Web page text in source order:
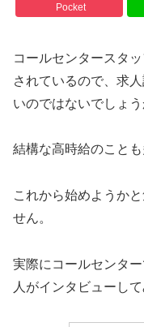
Pocket
コールセンタースタ
されているので、求
いのではないでしょう
結構な高時給のことも
これから始めようか
せん。
実際にコールセンタ
人がインタビューして